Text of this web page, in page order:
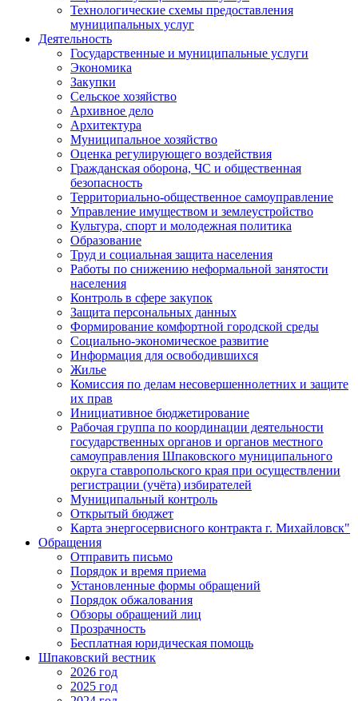
Технологические схемы предоставления
муниципальных услуг
Деятельность
Государственные и муниципальные услуги
Экономика
Закупки
Сельское хозяйство
Архивное дело
Архитектура
Муниципальное хозяйство
Оценка регулирующего воздействия
Гражданская оборона, ЧС и общественная
безопасность
Территориально-общественное самоуправление
Управление имуществом и землеустройство
Культура, спорт и молодежная политика
Образование
Труд и социальная защита населения
Работы по снижению неформальной занятости
населения
Контроль в сфере закупок
Защита персональных данных
Формирование комфортной городской среды
Социально-экономическое развитие
Информация для освободившихся
Жилье
Комиссия по делам несовершеннолетних и защите
их прав
Инициативное бюджетирование
Рабочая группа по координации деятельности
государственных органов и органов местного
самоуправления Шпаковского муниципального
округа ставропольского края при осуществлении
регистрации (учёта) избирателей
Муниципальный контроль
Открытый бюджет
Карта энергосервисного контракта г. Михайловск"
Обращения
Отправить письмо
Порядок и время приема
Установленные формы обращений
Порядок обжалования
Обзоры обращений лиц
Прозрачность
Бесплатная юридическая помощь
Шпаковский вестник
2026 год
2025 год